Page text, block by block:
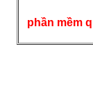
phần mềm